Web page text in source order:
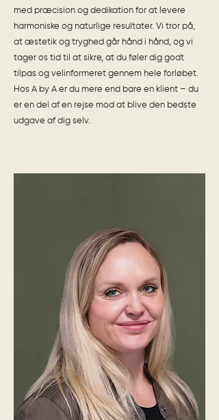
med præcision og dedikation for at levere
harmoniske og naturlige resultater. Vi tror på,
at æstetik og tryghed går hånd i hånd, og vi
tager os tid til at sikre, at du føler dig godt
tilpas og velinformeret gennem hele forløbet.
Hos A by A er du mere end bare en klient – du
er en del af en rejse mod at blive den bedste
udgave af dig selv.